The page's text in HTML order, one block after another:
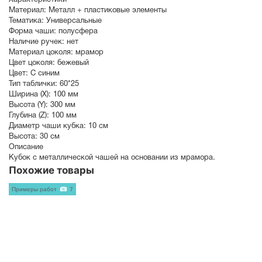
Материал: Металл + пластиковые элементы
Тематика: Универсальные
Форма чаши: полусфера
Наличие ручек: нет
Материал цоколя: мрамор
Цвет цоколя: бежевый
Цвет: С синим
Тип таблички: 60*25
Ширина (X): 100 мм
Высота (Y): 300 мм
Глубина (Z): 100 мм
Диаметр чаши кубка: 10 см
Высота: 30 см
Описание
Кубок с металлической чашей на основании из мрамора.
Похожие товары
Примеры работ 7